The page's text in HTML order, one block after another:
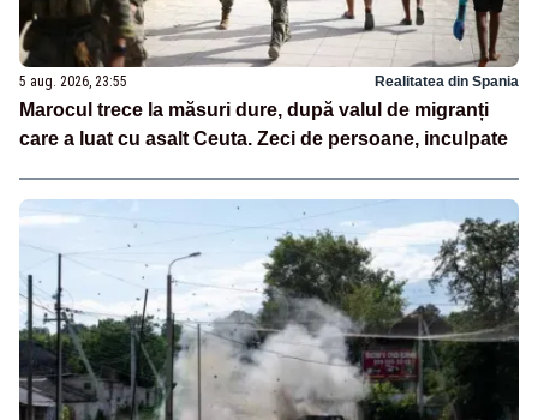
5 aug. 2026, 23:55 Realitatea din Spania
Marocul trece la măsuri dure, după valul de migranți
care a luat cu asalt Ceuta. Zeci de persoane, inculpate